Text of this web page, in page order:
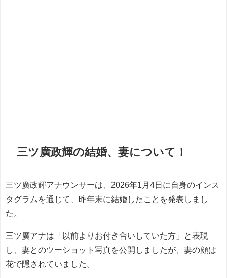
三ツ廣政輝の結婚、妻について！
三ツ廣政輝アナウンサーは、2026年1月4日に自身のインス
タグラムを通じて、昨年末に結婚したことを発表しまし
た。
三ツ廣アナは「以前よりお付き合いしていた方」と表現
し、妻とのツーショット写真を公開しましたが、妻の顔は
花で隠されていました。